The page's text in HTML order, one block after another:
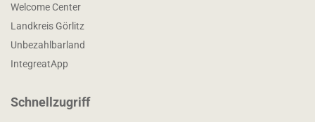
Welcome Center
Landkreis Görlitz
Unbezahlbarland
IntegreatApp
Schnellzugriff